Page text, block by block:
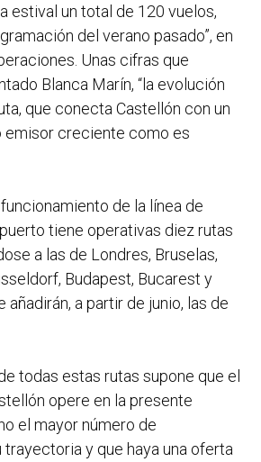
estival un total de 120 vuelos,
del verano pasado”, en
Unas cifras que
Blanca Marín, “la evolución
que conecta Castellón con un
creciente como es
de la línea de
tiene operativas diez rutas
a las de Londres, Bruselas,
Budapest, Bucarest y
añadirán, a partir de junio, las de
todas estas rutas supone que el
opere en la presente
el mayor número de
y que haya una oferta